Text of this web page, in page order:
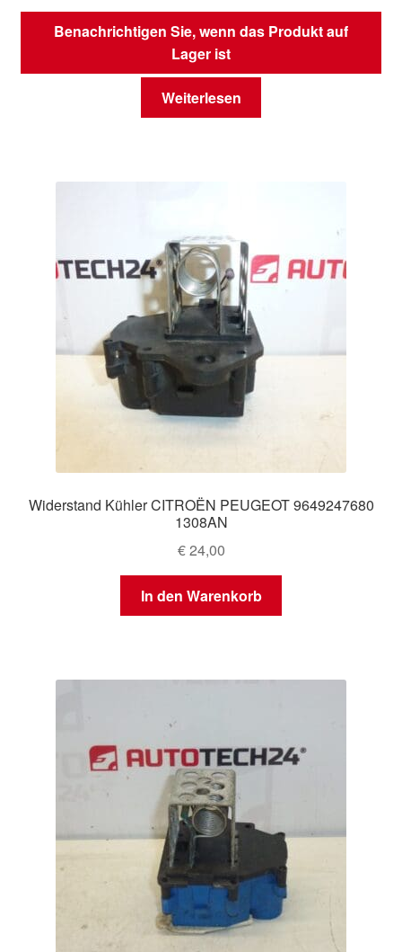
Benachrichtigen Sie, wenn das Produkt auf
Lager ist
Weiterlesen
Widerstand Kühler CITROËN PEUGEOT 9649247680
1308AN
€24,00
In den Warenkorb